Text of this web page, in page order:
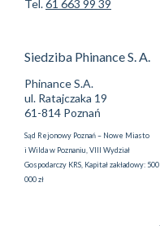
Tel.61 663 99 39
Siedziba Phinance S. A.
Phinance S.A.
ul. Ratajczaka 19
61-814 Poznań
Sąd Rejonowy Poznań – Nowe Miasto
i Wilda w Poznaniu, VIII Wydział
Gospodarczy KRS, Kapitał zakładowy: 500
000 zł